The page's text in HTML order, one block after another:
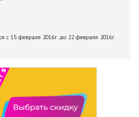
с 15 февраля 2016г. до 22 февраля 2016г.